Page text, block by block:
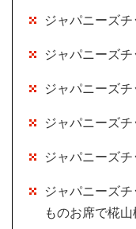
ジャパニーズ
ジャパニーズ
ジャパニーズ
ジャパニーズ
ジャパニーズ
ジャパニーズ
ものお席で椛